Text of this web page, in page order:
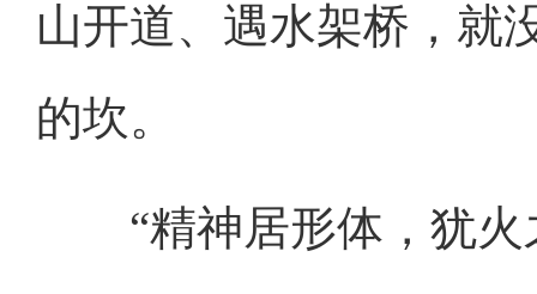
山开道、遇水架桥，就
的坎。
“精神居形体，犹火